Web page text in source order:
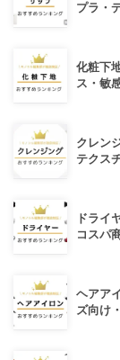
プラ・
化粧下
ス・敏
クレン
テクス
ドライ
コスパ
ヘアア
ズ向け